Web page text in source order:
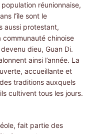
réunionnaise,
l’île sont le
aussi protestant,
communauté chinoise
dieu, Guan Di.
ainsi l’année. La
accueillante et
traditions auxquels
cultivent tous les jours.
fait partie des